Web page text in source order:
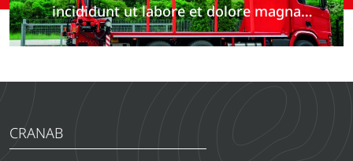
incididunt ut labore et dolore magna
aliqua.
CRANAB